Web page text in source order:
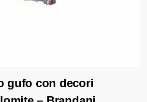
gufo con decori